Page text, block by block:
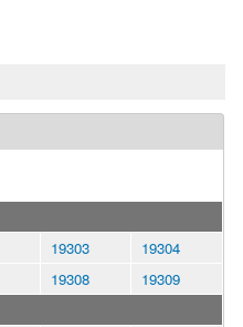
19303
19304
19308
19309